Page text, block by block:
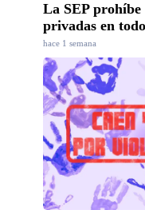
La SEP prohíbe
privadas en
hace 1 semana